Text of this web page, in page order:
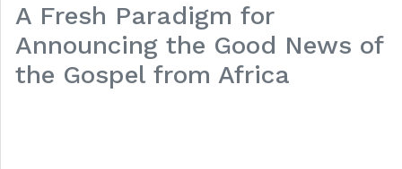
A Fresh Paradigm for
Announcing the Good News of
the Gospel from Africa